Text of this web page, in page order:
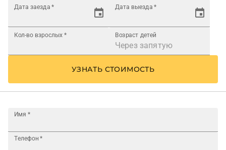
Дата заезда * Дата выезда *
Кол-во взрослых * Возраст детей
УЗНАТЬ СТОИМОСТЬ
Имя *
Телефон *